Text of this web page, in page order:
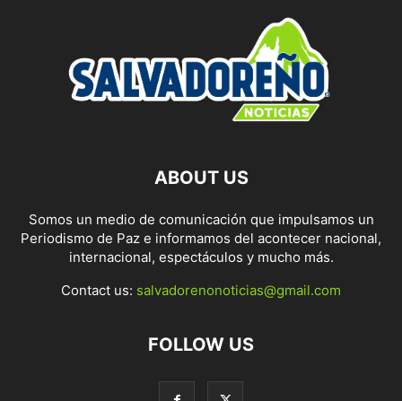
ABOUT US
Somos un medio de comunicación que impulsamos un
Periodismo de Paz e informamos del acontecer nacional,
internacional, espectáculos y mucho más.
Contact us: salvadorenonoticias@gmail.com
FOLLOW US